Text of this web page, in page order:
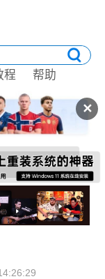
✕
程 帮助